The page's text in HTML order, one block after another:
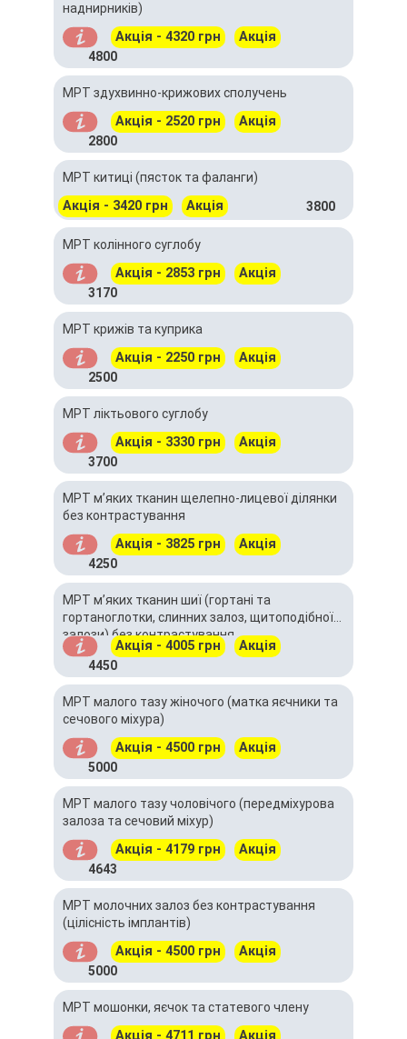
наднирників)
Акція - 4320 грн Акція
4800
МРТ здухвинно-крижових сполучень
Акція - 2520 грн Акція
2800
МРТ китиці (пясток та фаланги)
Акція - 3420 грн Акція 3800
МРТ колінного суглобу
Акція - 2853 грн Акція
3170
МРТ крижів та куприка
Акція - 2250 грн Акція
2500
МРТ ліктьового суглобу
Акція - 3330 грн Акція
3700
МРТ м’яких тканин щелепно-лицевої ділянки
без контрастування
Акція - 3825 грн Акція
4250
МРТ м’яких тканин шиї (гортані та
гортаноглотки, слинних залоз, щитоподібної
залози) без контрастування
Акція - 4005 грн Акція
4450
МРТ малого тазу жіночого (матка яєчники та
сечового міхура)
Акція - 4500 грн Акція
5000
МРТ малого тазу чоловічого (передміхурова
залоза та сечовий міхур)
Акція - 4179 грн Акція
4643
МРТ молочних залоз без контрастування
(цілісність імплантів)
Акція - 4500 грн Акція
5000
МРТ мошонки, яєчок та статевого члену
Акція - 4711 грн Акція